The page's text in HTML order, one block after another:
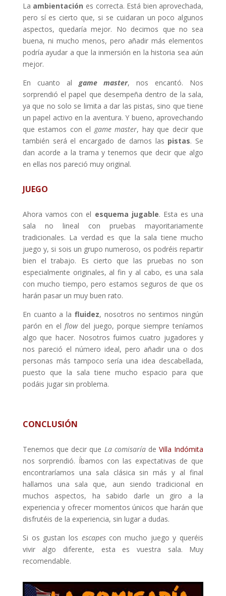
La ambientación es correcta. Está bien aprovechada,
pero sí es cierto que, si se cuidaran un poco algunos
aspectos, quedaría mejor. No decimos que no sea
buena, ni mucho menos, pero añadir más elementos
podría ayudar a que la inmersión en la historia sea aún
mejor.
En cuanto al game master, nos encantó. Nos
sorprendió el papel que desempeña dentro de la sala,
ya que no solo se limita a dar las pistas, sino que tiene
un papel activo en la aventura. Y bueno, aprovechando
que estamos con el game master, hay que decir que
también será el encargado de darnos las pistas. Se
dan acorde a la trama y tenemos que decir que algo
en ellas nos pareció muy original.
JUEGO
Ahora vamos con el esquema jugable. Esta es una
sala no lineal con pruebas mayoritariamente
tradicionales. La verdad es que la sala tiene mucho
juego y, si sois un grupo numeroso, os podréis repartir
bien el trabajo. Es cierto que las pruebas no son
especialmente originales, al fin y al cabo, es una sala
con mucho tiempo, pero estamos seguros de que os
harán pasar un muy buen rato.
En cuanto a la fluidez, nosotros no sentimos ningún
parón en el flowdel juego, porque siempre teníamos
algo que hacer. Nosotros fuimos cuatro jugadores y
nos pareció el número ideal, pero añadir una o dos
personas más tampoco sería una idea descabellada,
puesto que la sala tiene mucho espacio para que
podáis jugar sin problema.
CONCLUSIÓN
Tenemos que decir que La comisaría deVilla Indómita
nos sorprendió. Íbamos con las expectativas de que
encontraríamos una sala clásica sin más y al final
hallamos una sala que, aun siendo tradicional en
muchos aspectos, ha sabido darle un giro a la
experiencia y ofrecer momentos únicos que harán que
disfrutéis de la experiencia, sin lugar a dudas.
Si os gustan los escapescon mucho juego y queréis
vivir algo diferente, esta es vuestra sala. Muy
recomendable.